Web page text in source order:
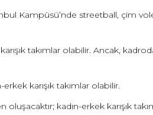
Kampüsü’nde streetball, çim
takımlar olabilir. Ancak,
karışık takımlar olabilir.
kadın-erkek karışık